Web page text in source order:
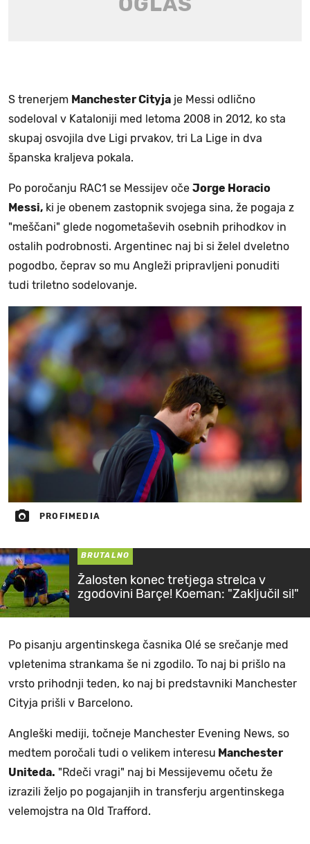
S trenerjem Manchester Cityja je Messi odlično
sodeloval v Kataloniji med letoma 2008 in 2012, ko sta
skupaj osvojila dve Ligi prvakov, tri La Lige in dva
španska kraljeva pokala.
Po poročanju RAC1 se Messijev oče Jorge Horacio
Messi, ki je obenem zastopnik svojega sina, že pogaja z
"meščani" glede nogometaševih osebnih prihodkov in
ostalih podrobnosti. Argentinec naj bi si želel dveletno
pogodbo, čeprav so mu Angleži pripravljeni ponuditi
tudi triletno sodelovanje.
PROFIMEDIA
BRUTALNO
Žalosten konec tretjega strelca v
zgodovini Barçe! Koeman: "Zaključil si!"
Po pisanju argentinskega časnika Olé se srečanje med
vpletenima strankama še ni zgodilo. To naj bi prišlo na
vrsto prihodnji teden, ko naj bi predstavniki Manchester
Cityja prišli v Barcelono.
Angleški mediji, točneje Manchester Evening News, so
medtem poročali tudi o velikem interesu Manchester
Uniteda. "Rdeči vragi" naj bi Messijevemu očetu že
izrazili željo po pogajanjih in transferju argentinskega
velemojstra na Old Trafford.